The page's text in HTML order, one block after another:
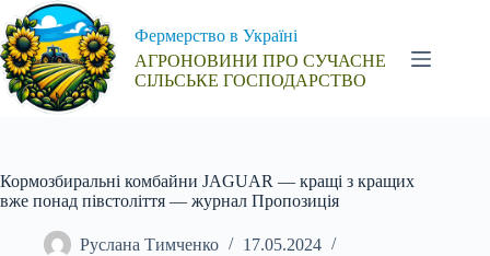
Перейти
до
вмісту
Фермерство в Україні
АГРОНОВИНИ ПРО СУЧАСНЕ
СІЛЬСЬКЕ ГОСПОДАРСТВО
Кормозбиральні комбайни JAGUAR — кращі з кращих
вже понад півстоліття — журнал Пропозиція
Руслана Тимченко
17.05.2024